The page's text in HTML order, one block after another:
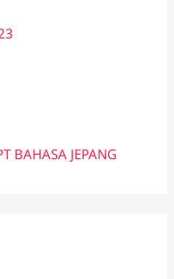
BAHASA JEPANG